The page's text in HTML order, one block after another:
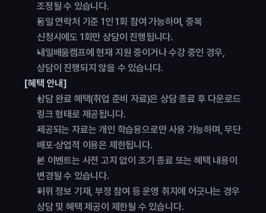
조정될 수 있습니다.
동일 연락처 기준 1인 1회 참여 가능하며, 중복
신청시에도 1회만 상담이 진행됩니다.
내일배움캠프에 현재 지원 중이거나 수강 중인 경우,
상담이 진행되지 않을 수 있습니다.
[혜택 안내]
상담 완료 혜택(취업 준비 자료)은 상담 종료 후 다운로드
링크 형태로 제공됩니다.
제공되는 자료는 개인 학습용으로만 사용 가능하며, 무단
배포·상업적 이용은 제한됩니다.
본 이벤트는 사전 고지 없이 조기 종료 또는 혜택 내용이
변경될 수 있습니다.
허위 정보 기재, 부정 참여 등 운영 취지에 어긋나는 경우
상담 및 혜택 제공이 제한될 수 있습니다.